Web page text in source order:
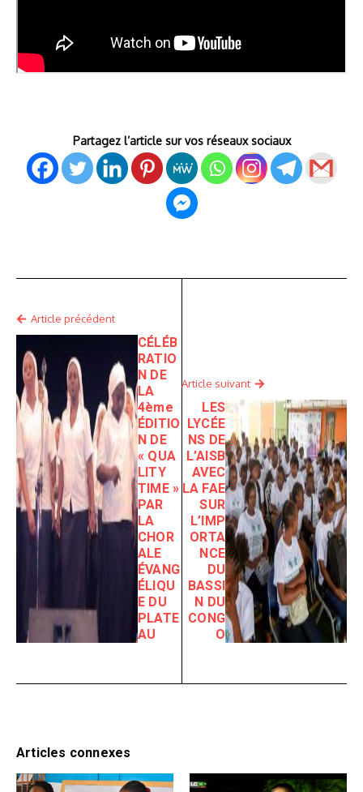
Partagez l’article sur vos réseaux sociaux
Article précédent
CÉLÉB
RATIO
N DE
LA
4ème
ÉDITIO
N DE
« QUA
LITY
TIME »
PAR
LA
CHOR
ALE
ÉVANG
ÉLIQU
E DU
PLATE
AU
Article suivant
LES
LYCÉE
NS DE
L’AISB
AVEC
LA FAE
SUR
L’IMP
ORTA
NCE
DU
BASSI
N DU
CONG
O
Articles connexes